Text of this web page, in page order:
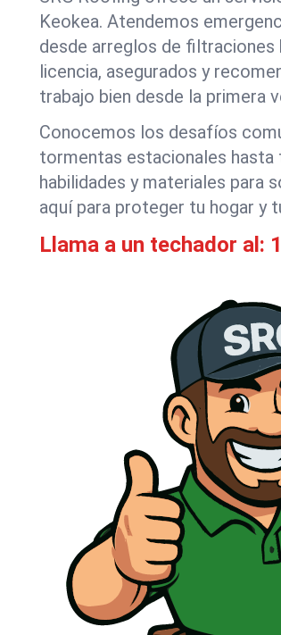
Keokea. Atendemos
desde arreglos de
licencia, asegurados y
trabajo bien desde la primera
Conocemos los desafíos
tormentas estacionales
habilidades y materiales para
aquí para proteger tu hogar y
Llama a un techador al: